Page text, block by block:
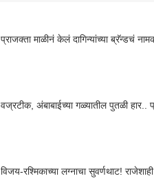
प्राजक्ता माळीनं केलं दागिन्यांच्या ब्रॅन्डचं
वज्रटीक, अंबाबाईच्या गळ्यातील पुतळी हार..
विजय-रश्मिकाच्या लग्नाचा सुवर्णथाट!